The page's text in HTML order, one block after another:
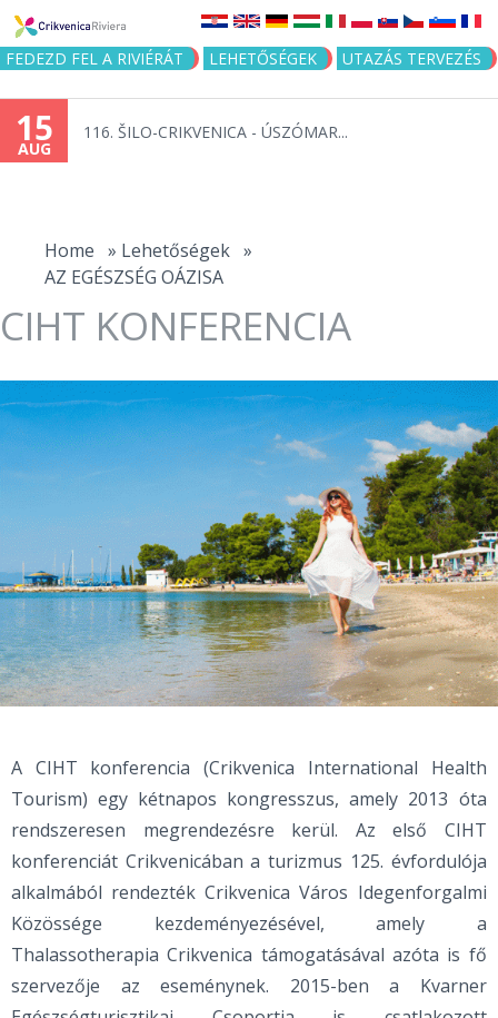
Jump to navigation
FEDEZD FEL A RIVIÉRÁT LEHETŐSÉGEK UTAZÁS TERVEZÉS
15
AUG
116. ŠILO-CRIKVENICA - ÚSZÓMAR...
Home » Lehetőségek »
AZ EGÉSZSÉG OÁZISA
CIHT KONFERENCIA
A CIHT konferencia (Crikvenica International Health
Tourism) egy kétnapos kongresszus, amely 2013 óta
rendszeresen megrendezésre kerül. Az első CIHT
konferenciát Crikvenicában a turizmus 125. évfordulója
alkalmából rendezték Crikvenica Város Idegenforgalmi
Közössége kezdeményezésével, amely a
Thalassotherapia Crikvenica támogatásával azóta is fő
szervezője az eseménynek. 2015-ben a Kvarner